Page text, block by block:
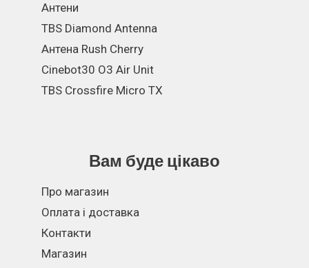
Антени
TBS Diamond Antenna
Антена Rush Cherry
Cinebot30 O3 Air Unit
TBS Crossfire Micro TX
Вам буде цікаво
Про магазин
Оплата і доставка
Контакти
Магазин